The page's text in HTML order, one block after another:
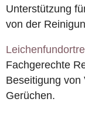
Unterstützung
von der
Fachgerechte
Beseitigung von
Gerüchen.